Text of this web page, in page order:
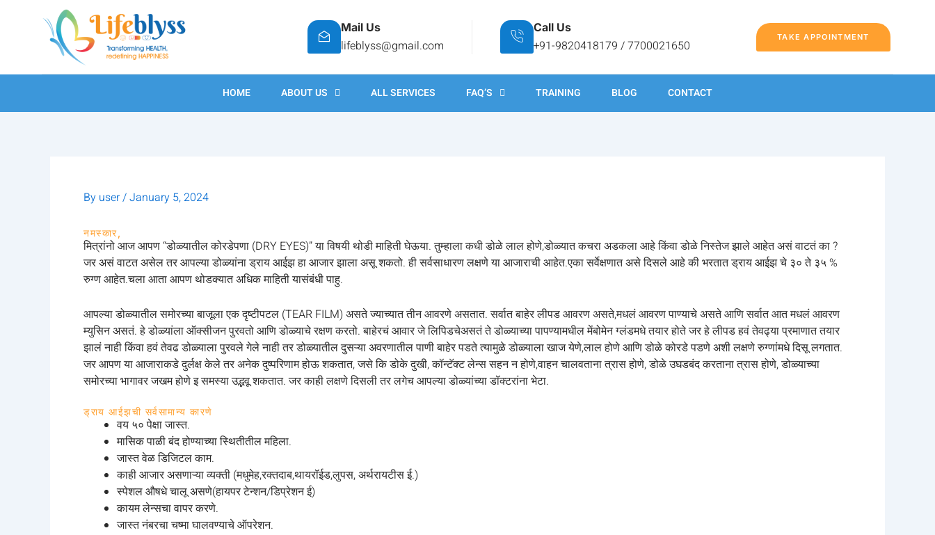
Mail Us
lifeblyss@gmail.com
Call Us
+91-9820418179 / 7700021650
TAKE APPOINTMENT
HOME ABOUT US ALL SERVICES FAQ’S TRAINING BLOG CONTACT
By user/January 5, 2024
नमस्कार,
मित्रांनो आज आपण “डोळ्यातील कोरडेपणा (DRY EYES)” या विषयी थोडी माहिती घेऊया. तुम्हाला कधी डोळे लाल होणे,डोळ्यात कचरा अडकला आहे किंवा डोळे निस्तेज झाले आहेत असं वाटतं का ?
जर असं वाटत असेल तर आपल्या डोळ्यांना ड्राय आईझ हा आजार झाला असू शकतो. ही सर्वसाधारण लक्षणे या आजाराची आहेत.एका सर्वेक्षणात असे दिसले आहे की भरतात ड्राय आईझ चे ३० ते ३५ %
रुग्ण आहेत.चला आता आपण थोडक्यात अधिक माहिती यासंबंधी पाहु.
आपल्या डोळ्यातील समोरच्या बाजूला एक दृष्टीपटल (TEAR FILM) असते ज्याच्यात तीन आवरणे असतात. सर्वात बाहेर लीपड आवरण असते,मधलं आवरण पाण्याचे असते आणि सर्वात आत मधलं आवरण
म्युसिन असतं. हे डोळ्यांला ऑक्सीजन पुरवतो आणि डोळ्याचे रक्षण करतो. बाहेरचं आवार जे लिपिडचेअसतं ते डोळ्याच्या पापण्यामधील मेंबोमेन ग्लंडमधे तयार होते जर हे लीपड हवं तेवढ्या प्रमाणात तयार
झालं नाही किंवा हवं तेवढ डोळ्याला पुरवले गेले नाही तर डोळ्यातील दुसऱ्या अवरणातील पाणी बाहेर पडते त्यामुळे डोळ्याला खाज येणे,लाल होणे आणि डोळे कोरडे पडणे अशी लक्षणे रुग्णांमधे दिसू लगतात.
जर आपण या आजाराकडे दुर्लक्ष केले तर अनेक दुष्परिणाम होऊ शकतात, जसे कि डोके दुखी, कॉन्टॅक्ट लेन्स सहन न होणे,वाहन चालवताना त्रास होणे, डोळे उघडबंद करताना त्रास होणे, डोळ्याच्या
समोरच्या भागावर जखम होणे इ समस्या उद्भवू शकतात. जर काही लक्षणे दिसली तर लगेच आपल्या डोळ्यांच्या डॉक्टरांना भेटा.
ड्राय आईझची सर्वसामान्य कारणे
वय ५० पेक्षा जास्त.
मासिक पाळी बंद होण्याच्या स्थितीतील महिला.
जास्त वेळ डिजिटल काम.
काही आजार असणाऱ्या व्यक्ती (मधुमेह,रक्तदाब,थायरॉईड,लुपस, अर्थरायटीस ई.)
स्पेशल औषधे चालू असणे(हायपर टेन्शन/डिप्रेशन ई)
कायम लेन्सचा वापर करणे.
जास्त नंबरचा चष्मा घालवण्याचे ऑपरेशन.